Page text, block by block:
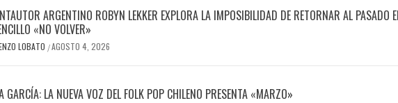
ARGENTINO ROBYN LEKKER EXPLORA LA IMPOSIBILIDAD DE RETORNAR AL PASADO
«NO VOLVER»
LOBATO /AGOSTO 4, 2026
GARCÍA: LA NUEVA VOZ DEL FOLK POP CHILENO PRESENTA «MARZO»